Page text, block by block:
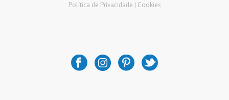
Política de Privacidade | Cookies